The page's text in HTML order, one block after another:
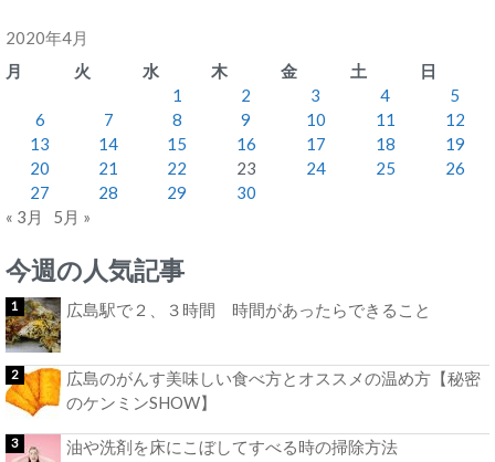
2020年4月
月
火 水 木 金 土
日
1
2 3 4
5
6
7 8 9 10 11
12
13
14 15 16 17 18
19
20
21 22 23 24 25
26
27
28 29
30
« 3月
5月 »
今週の人気記事
広島駅で２、３時間 時間があったらできること
広島のがんす美味しい食べ方とオススメの温め方【秘密
のケンミンSHOW】
油や洗剤を床にこぼしてすべる時の掃除方法